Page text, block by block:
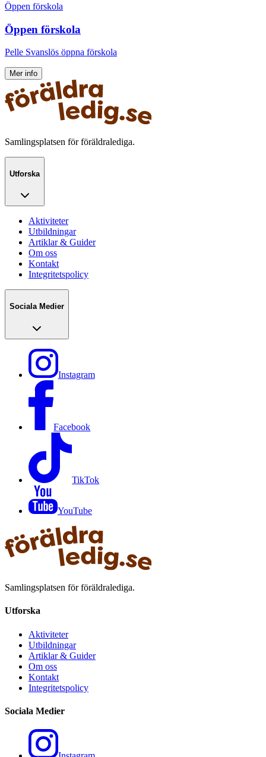
Öppen förskola
Öppen förskola
Pelle Svanslös öppna förskola
Mer info
Samlingsplatsen för föräldralediga.
Utforska
Aktiviteter
Utbildningar
Artiklar & Guider
Om oss
Kontakt
Integritetspolicy
Sociala Medier
Instagram
Facebook
TikTok
YouTube
Samlingsplatsen för föräldralediga.
Utforska
Aktiviteter
Utbildningar
Artiklar & Guider
Om oss
Kontakt
Integritetspolicy
Sociala Medier